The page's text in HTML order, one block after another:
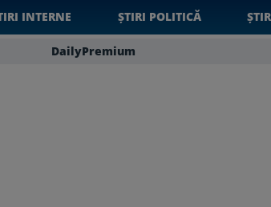
INTERNE ȘTIRI POLITICĂ
DailyPremium